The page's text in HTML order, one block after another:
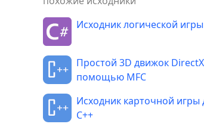
Исходник логической
Простой 3D движок
помощью MFC
Исходник карточной игры
С++